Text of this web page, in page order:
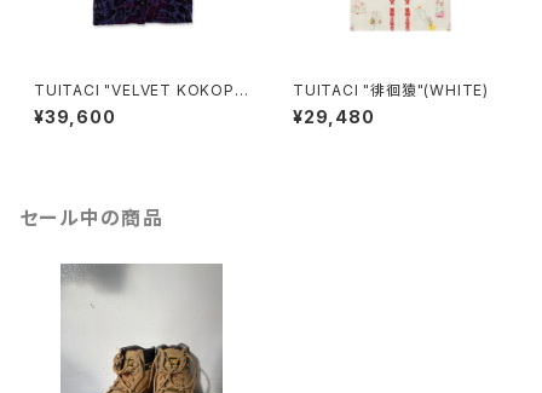
TUITACI "VELVET KOKOPE
LLI SHIRT"(NAVY)
¥39,600
TUITACI "徘徊猿"(WHITE)
¥29,480
セール中の商品